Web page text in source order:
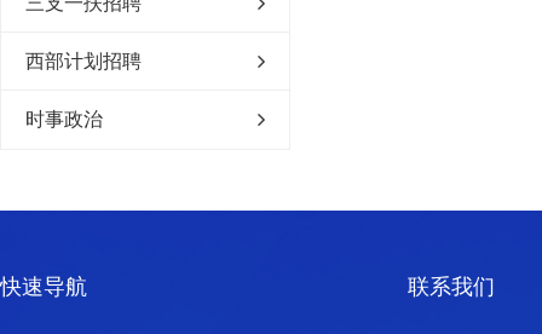
西部计划招聘
时事政治
快速导航 联系我们